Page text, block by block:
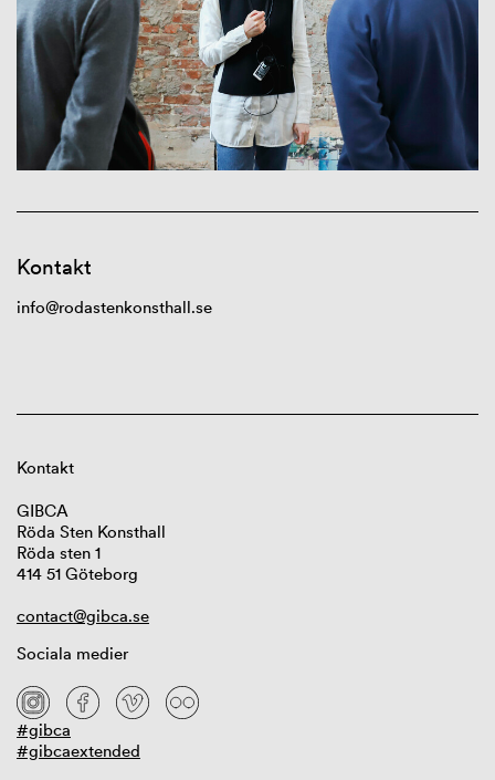
Kontakt
info@rodastenkonsthall.se
Kontakt
GIBCA
Röda Sten Konsthall
Röda sten 1
414 51 Göteborg
contact@gibca.se
Sociala medier
#gibca
#gibcaextended